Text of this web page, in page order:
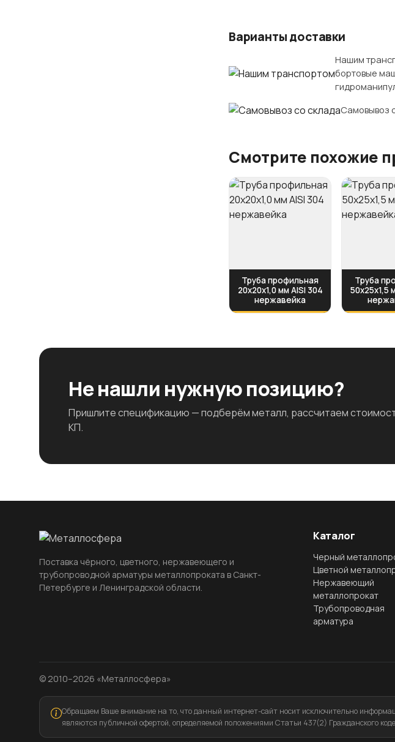
Варианты доставки
Нашим
бортовые
Самовывоз
Смотрите похожие
Труба профильная
20х20х1,0 мм AISI 304
нержавейка
Труба
50х25х1,5
Не нашли нужную позицию?
Пришлите спецификацию — подберём металл, рассчитаем
КП.
Поставка чёрного, цветного, нержавеющего и
трубопроводной арматуры металлопроката в Санкт-
Петербурге и Ленинградской области.
Каталог
Черный
Цветной
Нержавеющий
металлопрокат
Трубопроводная
арматура
© 2010–2026 «Металлосфера»
Обращаем Ваше внимание на то, что данный интернет-сайт носит исключительно
являются публичной офертой, определяемой положениями Статьи 437(2) Гражданского